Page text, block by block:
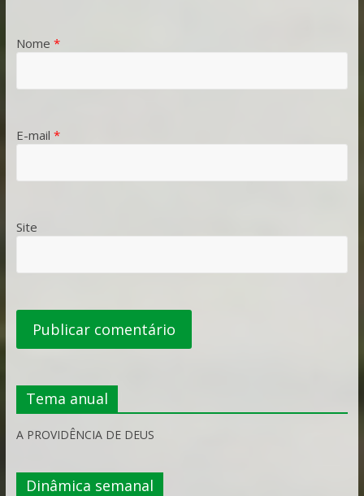
Nome *
E-mail *
Site
Tema anual
A PROVIDÊNCIA DE DEUS
Dinâmica semanal